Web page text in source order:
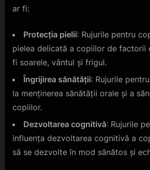
ar fi:
Protecția pielii: Rujurile pentru
pielea delicată a copiilor de factorii
fi soarele, vântul și frigul.
Îngrijirea sănătății: Rujurile
la menținerea sănătății orale și a
copiilor.
Dezvoltarea cognitivă: Rujurile
influența dezvoltarea cognitivă a
să se dezvolte în mod sănătos și